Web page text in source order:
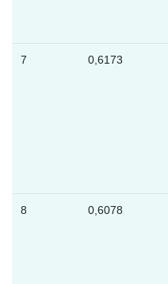
7 0,6173
8 0,6078